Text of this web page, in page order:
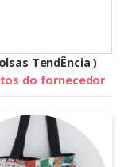
TendÊncia )
do fornecedor